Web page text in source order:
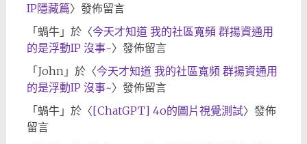
IP隱藏篇〉發佈留言
「 蝸牛」於〈今天才知道 我的社區寬頻 群揚資通用
的是浮動IP 沒事~〉發佈留言
「 John」於〈今天才知道 我的社區寬頻 群揚資通用
的是浮動IP 沒事~〉發佈留言
「 蝸牛」於〈[ChatGPT] 4o的圖片視覺測試〉發佈
留言